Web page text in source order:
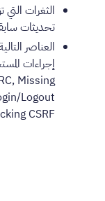
الثغرات التي
تحديثات
العناصر
Missing
Logout
CSRF)